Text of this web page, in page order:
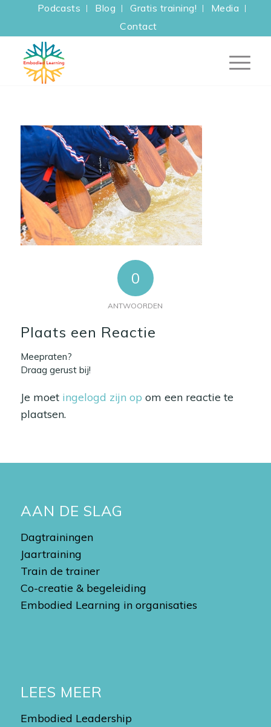
Podcasts Blog Gratis training!
Media
Contact
0
ANTWOORDEN
Plaats een Reactie
Meepraten?
Draag gerust bij!
Je moet ingelogd zijn op om een reactie te
plaatsen.
AAN DE SLAG
Dagtrainingen
Jaartraining
Train de trainer
Co-creatie & begeleiding
Embodied Learning in organisaties
LEES MEER
Embodied Leadership